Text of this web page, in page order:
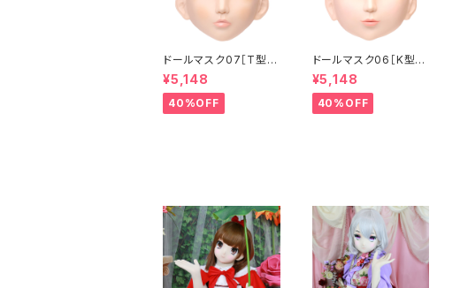
ドールマスク07［T型］
化粧目穴処理済 MASK
07 [DOLL T] Openin
g eye hole and mak
e up
¥5,148
40%OFF
ドールマスク06［K型］
化粧目穴処理 MASK0
6 [DOLL K] Opening
eye hole and make
up
¥5,148
40%OFF